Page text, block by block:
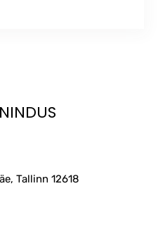
Tallinn 12618